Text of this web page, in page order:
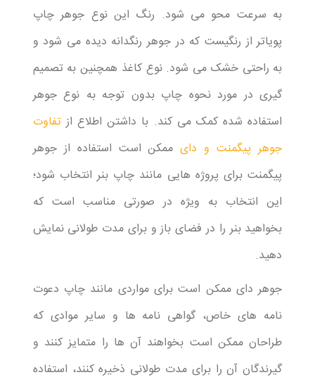
به سرعت محو می شود. رنگ این نوع جوهر چاپ
پویاتر از رنگیست که در جوهر رنگدانه دیده می شود و
به راحتی خشک می شود. نوع کاغذ همچنین به تصمیم
گیری در مورد نحوه چاپ بدون توجه به نوع جوهر
استفاده شده کمک می کند. با داشتن اطلاع ازتفاوت
جوهر پیگمنت و دایممکن است استفاده از جوهر
پیگمنت برای پروژه هایی مانند چاپ بنر انتخاب شود؛
این انتخاب به ویژه در صورتی مناسب است که
بخواهید بنر را در فضای باز و برای مدت طولانی نمایش
دهید.
جوهر دای ممکن است برای مواردی مانند چاپ دعوت
نامه های خاص، گواهی نامه ها و سایر موادی که
طراحان ممکن است بخواهند آن ها را متمایز کنند و
گیرندگان آن را برای مدت طولانی ذخیره کنند، استفاده